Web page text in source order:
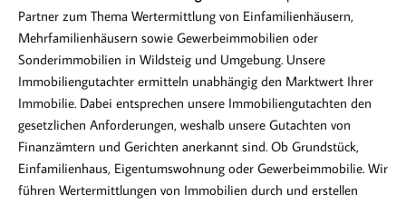
Partner zum Thema Wertermittlung von Einfamilienhäusern,
Mehrfamilienhäusern sowie Gewerbeimmobilien oder
Sonderimmobilien in Wildsteig und Umgebung. Unsere
Immobiliengutachter ermitteln unabhängig den Marktwert Ihrer
Immobilie. Dabei entsprechen unsere Immobiliengutachten den
gesetzlichen Anforderungen, weshalb unsere Gutachten von
Finanzämtern und Gerichten anerkannt sind. Ob Grundstück,
Einfamilienhaus, Eigentumswohnung oder Gewerbeimmobilie. Wir
führen Wertermittlungen von Immobilien durch und erstellen